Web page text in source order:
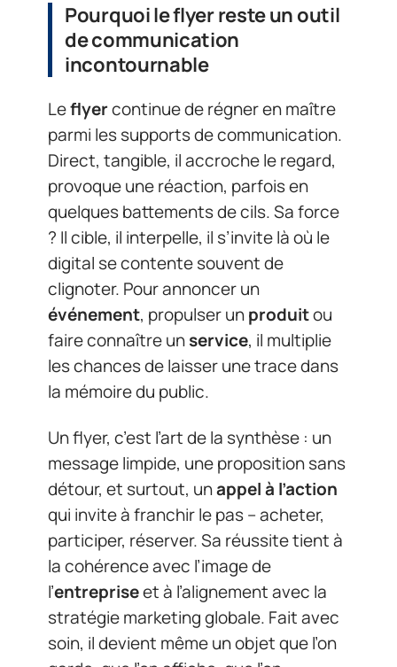
Pourquoi le flyer reste un outil
de communication
incontournable
Leflyercontinue de régner en maître
parmi les supports de communication.
Direct, tangible, il accroche le regard,
provoque une réaction, parfois en
quelques battements de cils. Sa force
? Il cible, il interpelle, il s’invite là où le
digital se contente souvent de
clignoter. Pour annoncer un
événement, propulser unproduitou
faire connaître unservice, il multiplie
les chances de laisser une trace dans
la mémoire du public.
Un flyer, c’est l’art de la synthèse : un
message limpide, une proposition sans
détour, et surtout, unappel à l’action
qui invite à franchir le pas – acheter,
participer, réserver. Sa réussite tient à
la cohérence avec l’image de
l’entrepriseet à l’alignement avec la
stratégie marketing globale. Fait avec
soin, il devient même un objet que l’on